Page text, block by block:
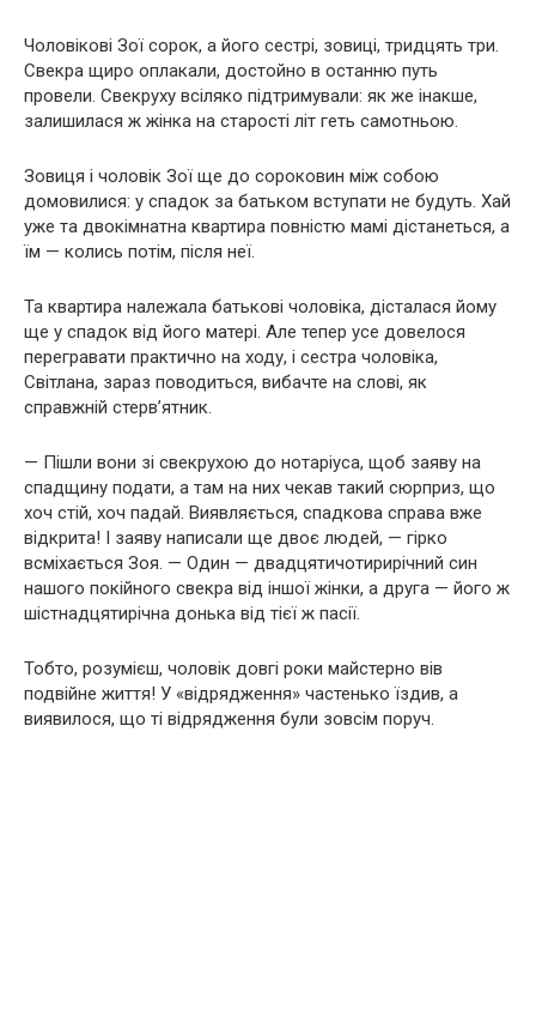
Чоловікові Зої сорок, а його сестрі, зовиці, тридцять три.
Свекра щиро оплакали, достойно в останню путь
провели. Свекруху всіляко підтримували: як же інакше,
залишилася ж жінка на старості літ геть самотньою.
Зовиця і чоловік Зої ще до сороковин між собою
домовилися: у спадок за батьком вступати не будуть. Хай
уже та двокімнатна квартира повністю мамі дістанеться, а
їм — колись потім, після неї.
Та квартира належала батькові чоловіка, дісталася йому
ще у спадок від його матері. Але тепер усе довелося
перегравати практично на ходу, і сестра чоловіка,
Світлана, зараз поводиться, вибачте на слові, як
справжній стерв’ятник.
— Пішли вони зі свекрухою до нотаріуса, щоб заяву на
спадщину подати, а там на них чекав такий сюрприз, що
хоч стій, хоч падай. Виявляється, спадкова справа вже
відкрита! І заяву написали ще двоє людей, — гірко
всміхається Зоя. — Один — двадцятичотирирічний син
нашого покійного свекра від іншої жінки, а друга — його ж
шістнадцятирічна донька від тієї ж пасії.
Тобто, розумієш, чоловік довгі роки майстерно вів
подвійне життя! У «відрядження» частенько їздив, а
виявилося, що ті відрядження були зовсім поруч.